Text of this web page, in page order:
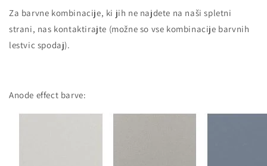
Za barvne kombinacije, ki jih ne najdete na naši spletni
strani, nas kontaktirajte (možne so vse kombinacije barvnih
lestvic spodaj).
Anode effect barve: